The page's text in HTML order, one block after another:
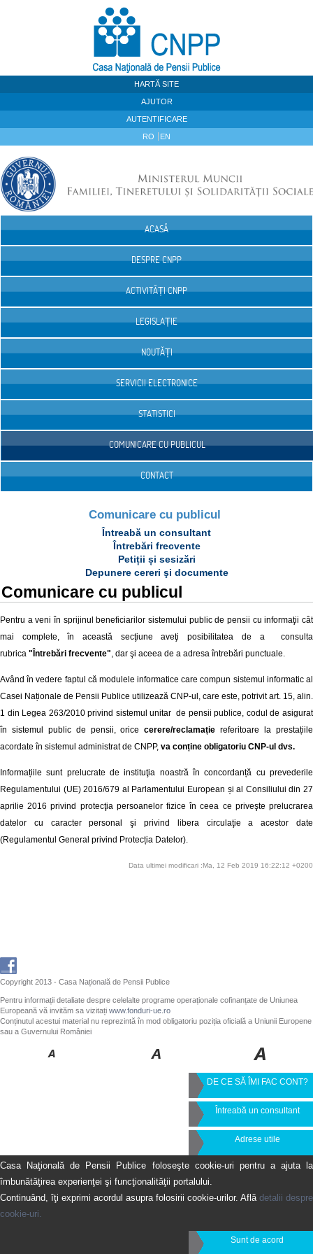
HARTĂ SITE
AJUTOR
AUTENTIFICARE
RO EN
ACASĂ
DESPRE CNPP
ACTIVITĂȚI CNPP
LEGISLAȚIE
NOUTĂȚI
SERVICII ELECTRONICE
STATISTICI
COMUNICARE CU PUBLICUL
CONTACT
Comunicare cu publicul
Întreabă un consultant
Întrebări frecvente
Petiții și sesizări
Depunere cereri şi documente
Comunicare cu publicul
Pentru a veni în sprijinul beneficiarilor sistemului public de pensii cu informaţii cât
mai complete, în această secţiune aveţi posibilitatea de a consulta
rubrica "Întrebări frecvente", dar şi aceea de a adresa întrebări punctuale.
Având în vedere faptul că modulele informatice care compun sistemul informatic al
Casei Naționale de Pensii Publice utilizează CNP-ul, care este, potrivit art. 15, alin.
1 din Legea 263/2010 privind sistemul unitar de pensii publice, codul de asigurat
în sistemul public de pensii, oricecerere/reclamație referitoare la prestațiile
acordate în sistemul administrat de CNPP, va conține obligatoriu CNP-ul dvs.
Informațiile sunt prelucrate de instituţia noastră în concordanță cu prevederile
Regulamentului (UE) 2016/679 al Parlamentului European și al Consiliului din 27
aprilie 2016 privind protecţia persoanelor fizice în ceea ce priveşte prelucrarea
datelor cu caracter personal şi privind libera circulaţie a acestor date
(Regulamentul General privind Protecția Datelor).
Data ultimei modificari :Ma, 12 Feb 2019 16:22:12 +0200
Copyright 2013 - Casa Națională de Pensii Publice
Pentru informații detaliate despre celelalte programe operaționale cofinanțate de Uniunea
Europeană vă invităm sa vizitați www.fonduri-ue.ro
Conținutul acestui material nu reprezintă în mod obligatoriu poziția oficială a Uniunii Europene
sau a Guvernului României
DE CE SĂ ÎMI FAC CONT?
Întreabă un consultant
Adrese utile
Casa Naţională de Pensii Publice foloseşte cookie-uri pentru a ajuta la
îmbunătăţirea experienţei şi funcţionalităţii portalului.
Continuând, îţi exprimi acordul asupra folosirii cookie-urilor. Află detalii despre
cookie-uri.
Sunt de acord